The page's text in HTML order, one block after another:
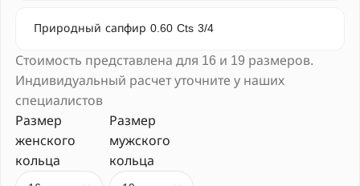
Природный сапфир 0.60 Cts 3/4
Стоимость представлена для 16 и 19 размеров.
Индивидуальный расчет уточните у наших
специалистов
Размер
женского
кольца
Размер
мужского
кольца